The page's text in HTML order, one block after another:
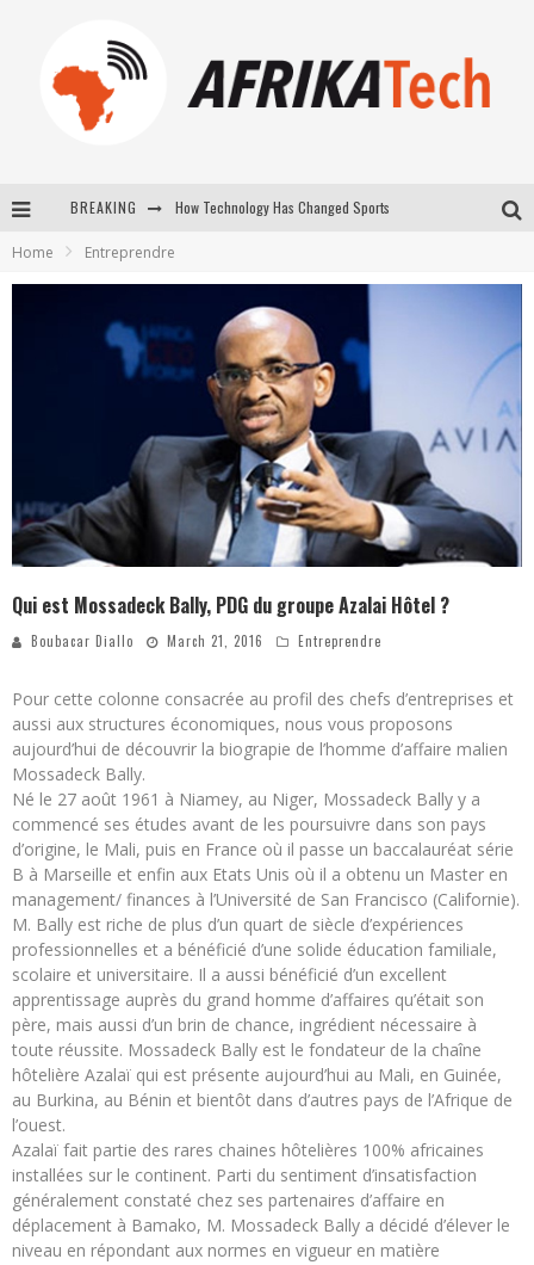
BREAKING
La Révolution Silencieuse : Quand Les Entrepreneurs Africains Décident de ne Plus se Taire
Home Entreprendre
Qui est Mossadeck Bally, PDG du groupe Azalai Hôtel ?
Boubacar Diallo March 21, 2016 Entreprendre
Pour cette colonne consacrée au profil des chefs d’entreprises et
aussi aux structures économiques, nous vous proposons
aujourd’hui de découvrir la biograpie de l’homme d’affaire malien
Mossadeck Bally.
Né le 27 août 1961 à Niamey, au Niger, Mossadeck Bally y a
commencé ses études avant de les poursuivre dans son pays
d’origine, le Mali, puis en France où il passe un baccalauréat série
B à Marseille et enfin aux Etats Unis où il a obtenu un Master en
management/ finances à l’Université de San Francisco (Californie).
M. Bally est riche de plus d’un quart de siècle d’expériences
professionnelles et a bénéficié d’une solide éducation familiale,
scolaire et universitaire. Il a aussi bénéficié d’un excellent
apprentissage auprès du grand homme d’affaires qu’était son
père, mais aussi d’un brin de chance, ingrédient nécessaire à
toute réussite. Mossadeck Bally est le fondateur de la chaîne
hôtelière Azalaï qui est présente aujourd’hui au Mali, en Guinée,
au Burkina, au Bénin et bientôt dans d’autres pays de l’Afrique de
l’ouest.
Azalaï fait partie des rares chaines hôtelières 100% africaines
installées sur le continent. Parti du sentiment d’insatisfaction
généralement constaté chez ses partenaires d’affaire en
déplacement à Bamako, M. Mossadeck Bally a décidé d’élever le
niveau en répondant aux normes en vigueur en matière